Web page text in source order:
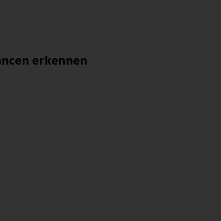
erkennen